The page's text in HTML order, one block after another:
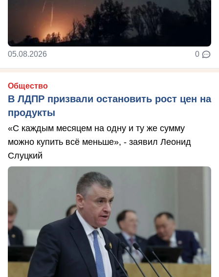
05.08.2026 0
Общество
В ЛДПР призвали остановить рост цен на
продукты
«С каждым месяцем на одну и ту же сумму
можно купить всё меньше», - заявил Леонид
Слуцкий